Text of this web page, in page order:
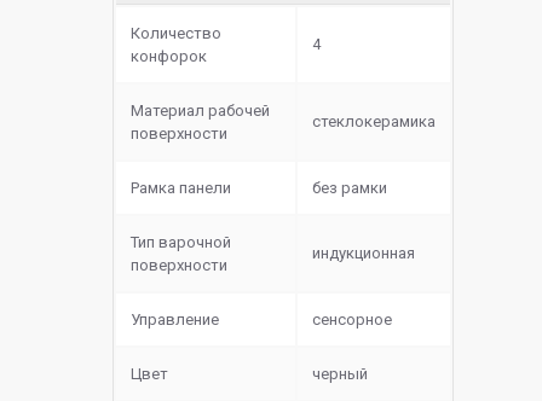
Количество
конфорок
4
Материал рабочей
поверхности
cтеклокерамика
Рамка панели без рамки
Тип варочной
поверхности
индукционная
Управление сенсорное
Цвет черный